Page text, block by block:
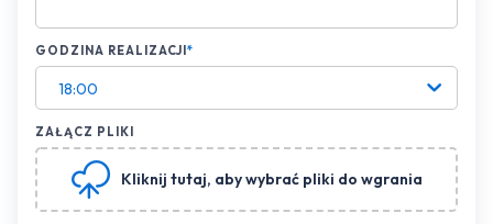
GODZINA REALIZACJI *
18:00
ZAŁĄCZ PLIKI
Kliknij tutaj, aby wybrać pliki do wgrania